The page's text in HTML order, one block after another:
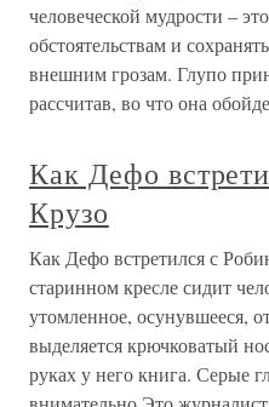
человеческой мудрости –
обстоятельствам и
внешним грозам. Глупо
рассчитав, во что она
Как Дефо
Крузо
Как Дефо встретился с
старинном кресле сидит
утомленное, осунувшееся,
выделяется крючковатый
руках у него книга. Серые